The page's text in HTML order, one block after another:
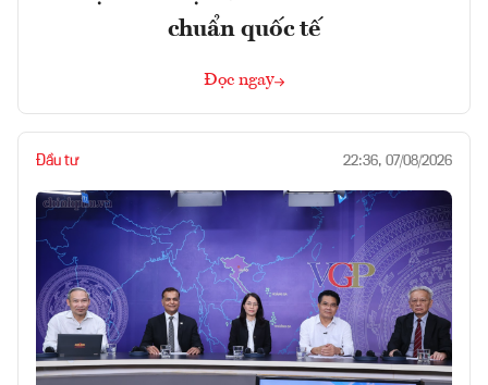
chuẩn quốc tế
Đọc ngay
Đầu tư 22:36, 07/08/2026